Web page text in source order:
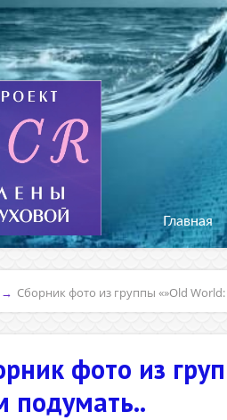
Главная
→ Сборник фото из группы «»Old
фото из
подумать..